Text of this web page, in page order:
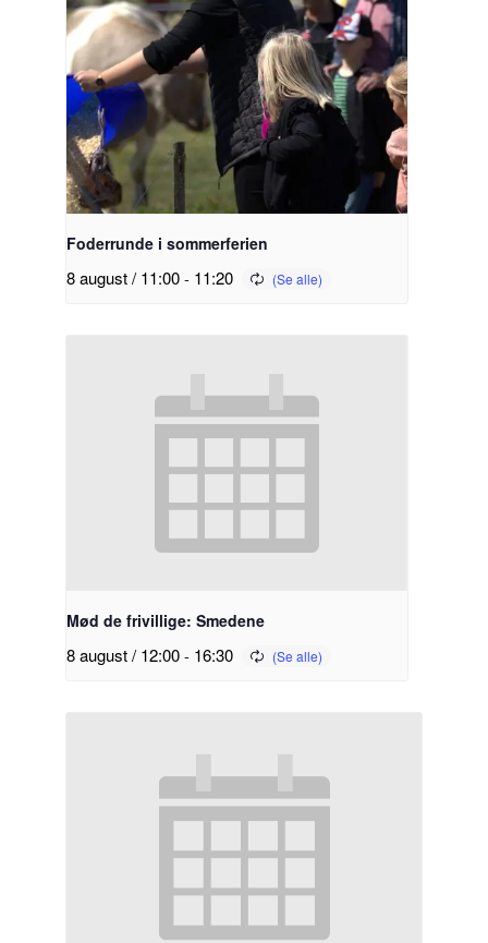
Foderrunde i sommerferien
8 august / 11:00- 11:20
Mød de frivillige: Smedene
8 august / 12:00- 16:30